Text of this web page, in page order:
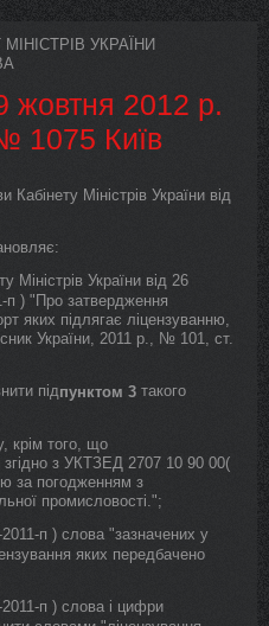
МІНІСТРІВ УКРАЇНИ
жовтня 2012 р.
1075 Київ
Міністрів України від
Міністрів України від 26
п ) "Про затвердження
яких підлягає ліцензуванню,
України, 2011 р., № 101, ст.
підпунктом 3 такого
крім того, що
згідно з УКТЗЕД 2707 10 90 00(
за погодженням з
промисловості.";
п ) слова "зазначених у
яких передбачено
2011-п ) слова і цифри